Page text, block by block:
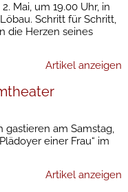
Mai, um 19.00 Uhr, in
Schritt für Schritt,
die Herzen seines
Artikel anzeigen
gastieren am Samstag,
einer Frau“ im
Artikel anzeigen